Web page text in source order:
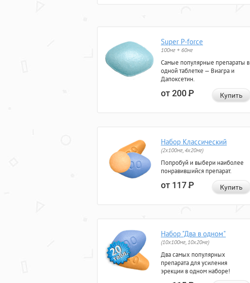
Super P-force
100мг + 60мг
Самые популярные препараты в
одной таблетке — Виагра и
Дапоксетин.
от 200Р Купить
Набор Классический
(2x100мг, 4x20мг)
Попробуй и выбери наиболее
понравившийся препарат.
от 117Р Купить
Набор "Два в одном"
(10x100мг, 10x20мг)
Два самых популярных
препарата для усиления
эрекции в одном наборе!